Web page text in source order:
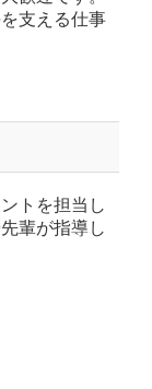
支える仕事
トを担当し
輩が指導し